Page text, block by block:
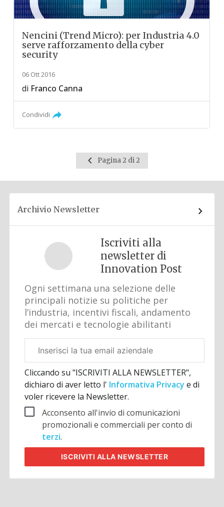
Nencini (Trend Micro): per Industria 4.0
serve rafforzamento della cyber
security
06 Ott 2016
di Franco Canna
Condividi
Pagina
precedente
Pagina 2 di 2
Archivio Newsletter
Iscriviti alla
newsletter di
Innovation Post
Ogni settimana una selezione delle
principali notizie su politiche per
l’industria, incentivi fiscali, andamento
dei mercati e tecnologie abilitanti
aziendale
Cliccando su "ISCRIVITI ALLA NEWSLETTER",
dichiaro di aver letto l' Informativa Privacye di
voler ricevere la Newsletter.
Acconsento all'invio di comunicazioni
promozionali e commerciali per conto di
terzi.
ISCRIVITI ALLA NEWSLETTER